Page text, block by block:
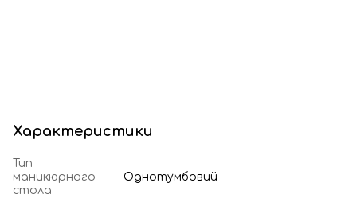
Характеристики
Тип
маникюрного
стола
Однотумбовий